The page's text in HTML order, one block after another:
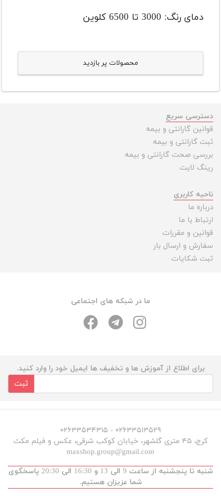
دمای رنگ: 3000 تا 6500 کلوین
محصولات پر بازدید
دسترسی سریع
قوانین گارانتی و بیمه
ثبت گارانتی و بیمه
بررسی صحت گارانتی و بیمه
رینگ لایت
ناحیه کاربری
درباره ما
ارتباط با ما
قوانین و مقررات
سفارش و ارسال بار
ثبت شکایات
ما در شبکه های اجتماعی
برای اطلاع از آموزش ها و تخفیف ها ایمیل خود را وارد کنید.
ثبت
۰۲۶۳۳۵۱۳۵۲۹ - ۰۲۶۳۳۵۳۴۳۱۵
کرج، ۴۵ متری گلشهر، خیابان کوکب شرقی، عکس و فیلم مکث
maxshop.group@gmail.com
شنبه تا پنجشنبه از ساعت 9 الی 13 و 16:30 الی 20:30 پاسخگوی
شما عزیزان هستیم.